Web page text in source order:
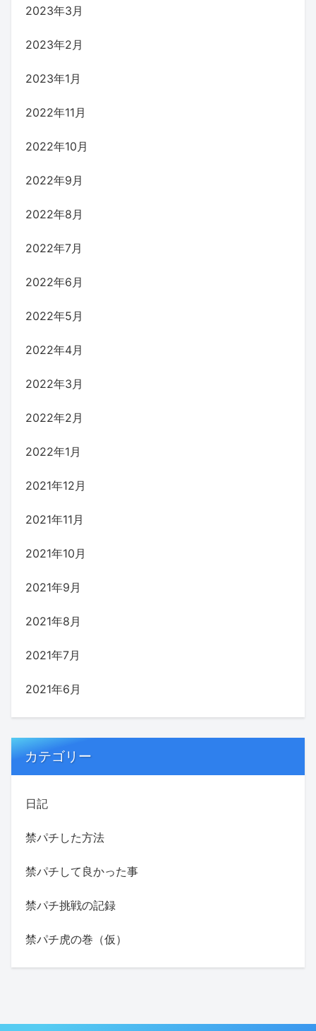
2023年3月
2023年2月
2023年1月
2022年11月
2022年10月
2022年9月
2022年8月
2022年7月
2022年6月
2022年5月
2022年4月
2022年3月
2022年2月
2022年1月
2021年12月
2021年11月
2021年10月
2021年9月
2021年8月
2021年7月
2021年6月
カテゴリー
日記
禁パチした方法
禁パチして良かった事
禁パチ挑戦の記録
禁パチ虎の巻（仮）